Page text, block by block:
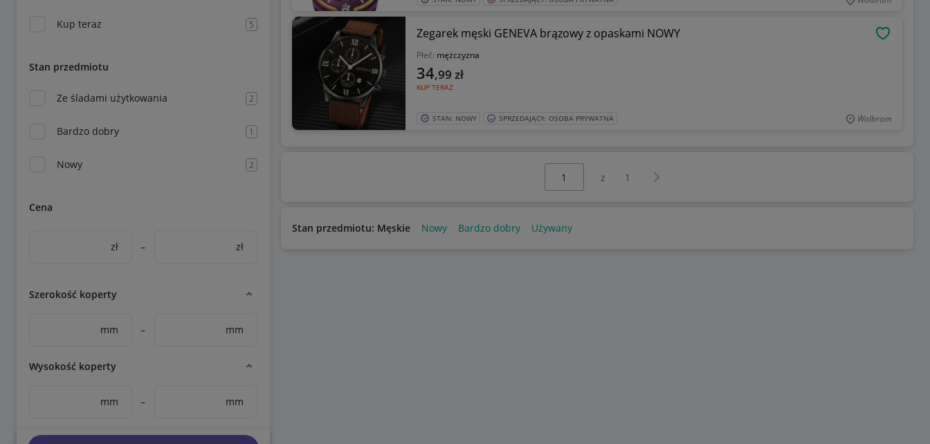
Kup teraz 5
Stan przedmiotu
Ze śladami użytkowania 2
Bardzo dobry 1
Nowy 2
Cena
zł – zł
Szerokość koperty
mm – mm
Wysokość koperty
mm – mm
Zegarek męski GENEVA brązowy z opaskami NOWY
Płeć: mężczyzna
KUP TERAZ
34,99 zł
STAN: NOWY SPRZEDAJĄCY: OSOBA PRYWATNA Wolbrom
z 1 Następna strona
Stan przedmiotu: Męskie Nowy Bardzo dobry Używany